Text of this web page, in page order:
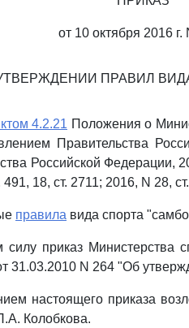
от 10 октября 2016 г.
ПРАВИЛ
4.2.21 Положения о
Правительства
Российской Федерации,
491, 18, ст. 2711; 2016, N 28,
правила вида спорта
силу приказ Министерства
31.03.2010 N 264 "Об
настоящего приказа
Колобкова.